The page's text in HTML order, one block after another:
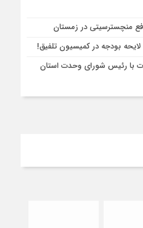
منچسترسیتی در زمستان
بودجه در کمیسیون تلفیق!
با رئیس شورای وحدت استان